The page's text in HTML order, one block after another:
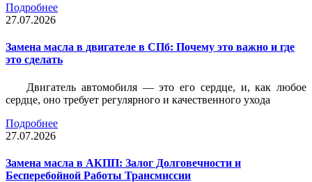
Подробнее
27.07.2026
Замена масла в двигателе в СПб: Почему это важно и где
это сделать
Двигатель автомобиля — это его сердце, и, как любое
сердце, оно требует регулярного и качественного ухода
Подробнее
27.07.2026
Замена масла в АКПП: Залог Долговечности и
Бесперебойной Работы Трансмиссии